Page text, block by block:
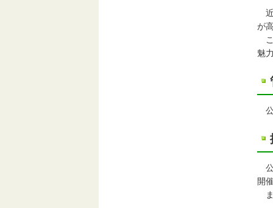
近
が
こ
魅
公
公
開
ま